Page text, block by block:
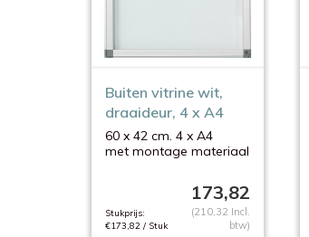
Buiten vitrine wit,
draaideur, 4 x A4
60 x 42 cm. 4 x A4
met montage materiaal
173,82
Stukprijs:
€173,82 / Stuk
(210,32 Incl.
btw)